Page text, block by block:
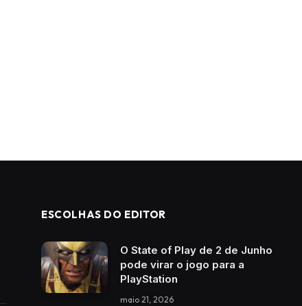
ESCOLHAS DO EDITOR
O State of Play de 2 de Junho
pode virar o jogo para a
PlayStation
maio 21, 2026